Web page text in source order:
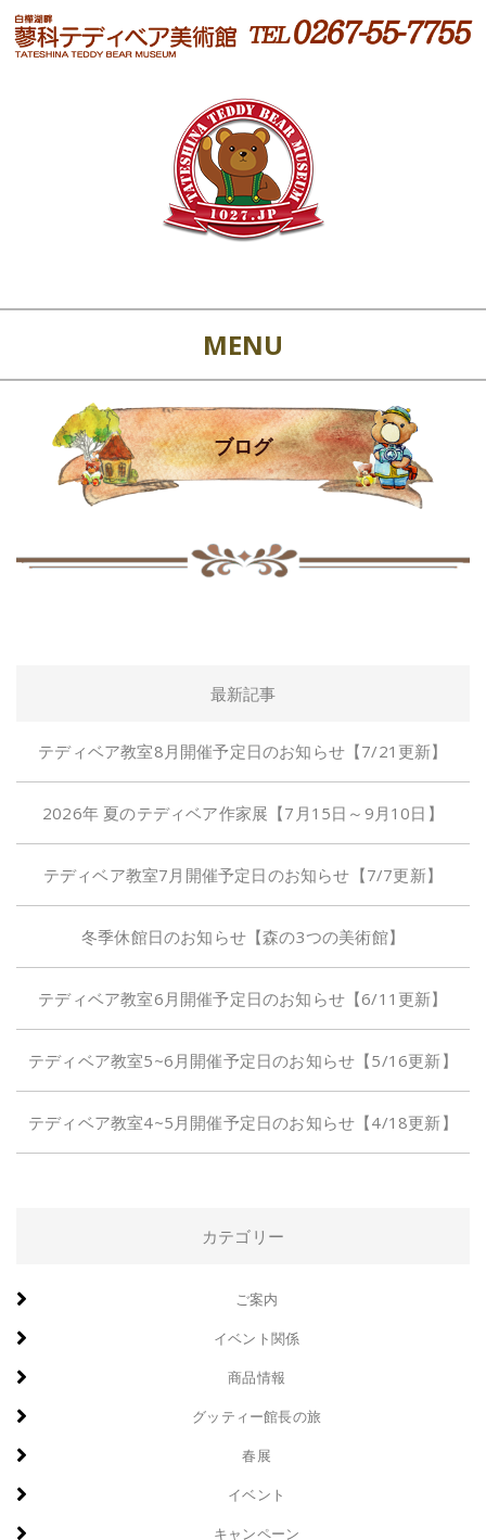
MENU
ブログ
最新記事
テディベア教室8月開催予定日のお知らせ【7/21更新】
2026年 夏のテディベア作家展【7月15日～9月10日】
テディベア教室7月開催予定日のお知らせ【7/7更新】
冬季休館日のお知らせ【森の3つの美術館】
テディベア教室6月開催予定日のお知らせ【6/11更新】
テディベア教室5~6月開催予定日のお知らせ【5/16更新】
テディベア教室4~5月開催予定日のお知らせ【4/18更新】
カテゴリー
ご案内
イベント関係
商品情報
グッティー館長の旅
春展
イベント
キャンペーン